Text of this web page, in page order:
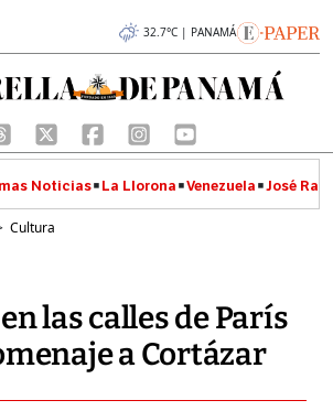
32.7°C | PANAMÁ
Noticias La Llorona Venezuela José
Cultura
las calles de París
a Cortázar